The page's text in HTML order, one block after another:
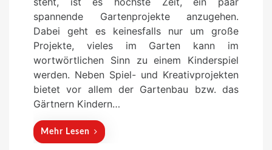
d
o
n
spannende Gartenprojekte anzugehen.
Dabei geht es keinesfalls nur um große
Projekte, vieles im Garten kann im
wortwörtlichen Sinn zu einem Kinderspiel
werden. Neben Spiel- und Kreativprojekten
bietet vor allem der Gartenbau bzw. das
Gärtnern Kindern…
Mehr Lesen